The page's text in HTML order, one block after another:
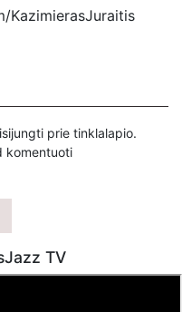
KazimierasJuraitis
PressJazzTV
PESOBEB1
prie tinklalapio.
komentuoti
TV